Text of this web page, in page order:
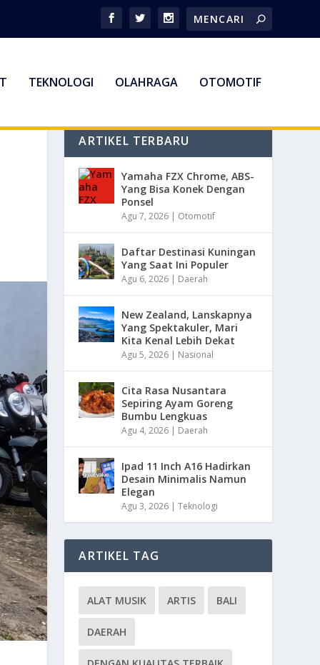
TEKNOLOGI OLAHRAGA OTOMOTIF
ARTIKEL TERBARU
Yamaha FZX Chrome, ABS-
Yang Bisa Konek Dengan
Ponsel
Agu 7, 2026 | Otomotif
Daftar Destinasi Kuningan
Yang Saat Ini Populer
Agu 6, 2026 | Daerah
New Zealand, Lanskapnya
Yang Spektakuler, Mari
Kita Kenal Lebih Dekat
Agu 5, 2026 | Nasional
Cita Rasa Nusantara
Sepiring Ayam Goreng
Bumbu Lengkuas
Agu 4, 2026 | Daerah
Ipad 11 Inch A16 Hadirkan
Desain Minimalis Namun
Elegan
Agu 3, 2026 |Teknologi
ARTIKEL TAG
ALAT MUSIK ARTIS BALI
DAERAH